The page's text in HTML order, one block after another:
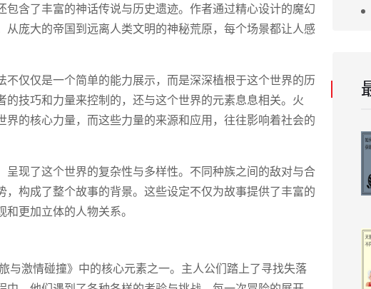
含了丰富的神话传说与历史遗迹。作者通过精心设计的魔幻
庞大的帝国到远离人类文明的神秘荒原，每个场景都让人感
仅仅是一个简单的能力展示，而是深深植根于这个世界的历
的技巧和力量来控制的，还与这个世界的元素息息相关。火
的核心力量，而这些力量的来源和应用，往往影响着社会的
呈现了这个世界的复杂性与多样性。不同种族之间的敌对与合
构成了整个故事的背景。这些设定不仅为故事提供了丰富的
更加立体的人物关系。
与激情碰撞》中的核心元素之一。主人公们踏上了寻找失落